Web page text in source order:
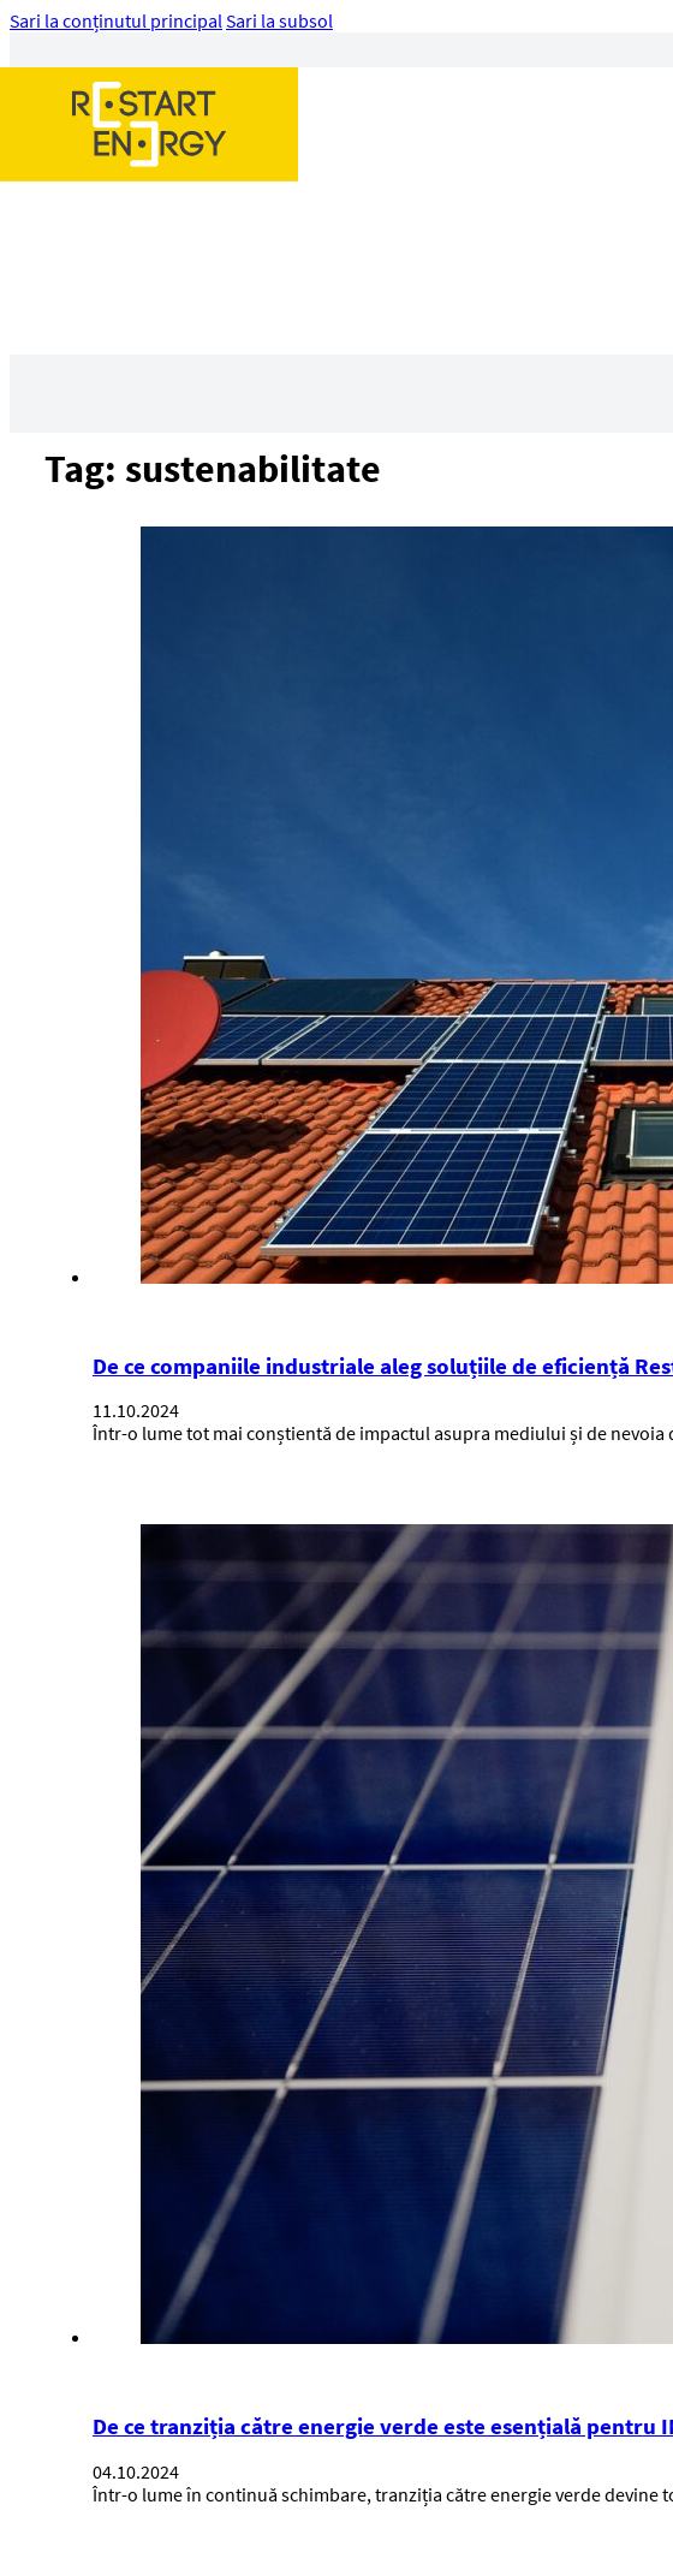
Sari la conținutul principalSari la subsol
Tag: sustenabilitate
De ce companiile industriale aleg soluțiile de eficiență
11.10.2024
Într-o lume tot mai conștientă de impactul asupra mediului și de
De ce tranziția către energie verde este esențială pentru
04.10.2024
Într-o lume în continuă schimbare, tranziția către energie verde